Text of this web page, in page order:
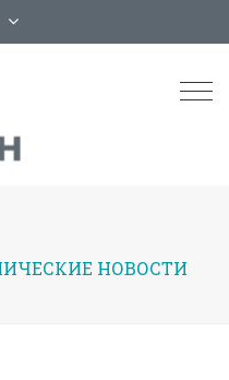
НОВОСТИ